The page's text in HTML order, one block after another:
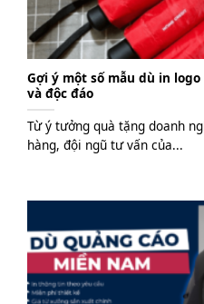
Gợi ý một số mẫu dù in
và độc đáo
Từ ý tưởng quà tặng doanh
hàng, đội ngũ tư vấn của...